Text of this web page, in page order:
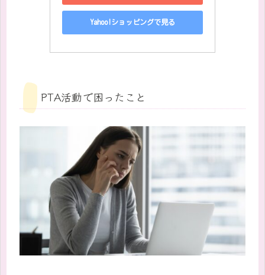
Yahoo!ショッピングで見る
PTA活動で困ったこと